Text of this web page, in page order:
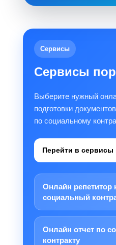
Сервисы
Сервисы
Выберите нужный
подготовки
по социальному
Перейти в сервисы
Онлайн репетитор
социальный
Онлайн отчет по
контракту